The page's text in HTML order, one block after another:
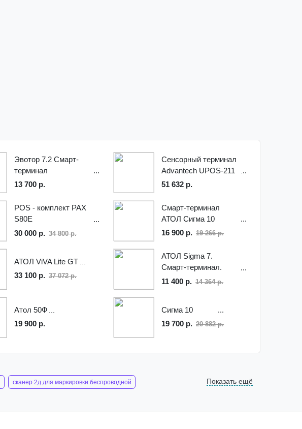
Эвотор 7.2 Смарт-
терминал
13 700 р.
Сенсорный терминал
Advantech UPOS-211
51 632 р.
POS - комплект PAX
S80E
GPRS/Ethernet/CTLS
30 000 р. 34 800 р.
Смарт-терминал
АТОЛ Сигма 10
16 900 р. 19 266 р.
АТОЛ ViVA Lite GT
33 100 р. 37 072 р.
АТОЛ Sigma 7.
Смарт-терминал.
Черный. Без ФН +
11 400 р. 14 364 р.
Атол 50Ф
19 900 р.
Сигма 10
19 700 р. 20 882 р.
сканер 2д для маркировки беспроводной Показать ещё